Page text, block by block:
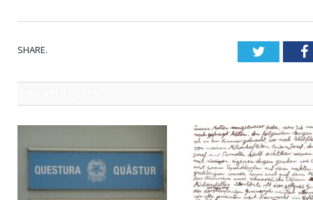
SHARE. Twitter